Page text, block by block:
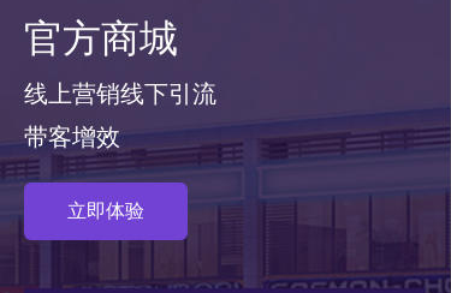
官方商城
线上营销线下引流
立即体验
带客增效